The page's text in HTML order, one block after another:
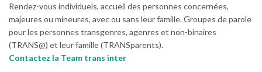
Rendez-vous individuels, accueil des personnes concernées,
majeures ou mineures, avec ou sans leur famille. Groupes de parole
pour les personnes transgenres, agenres et non-binaires
(TRANS@) et leur famille (TRANSparents).
Contactez la Team trans inter